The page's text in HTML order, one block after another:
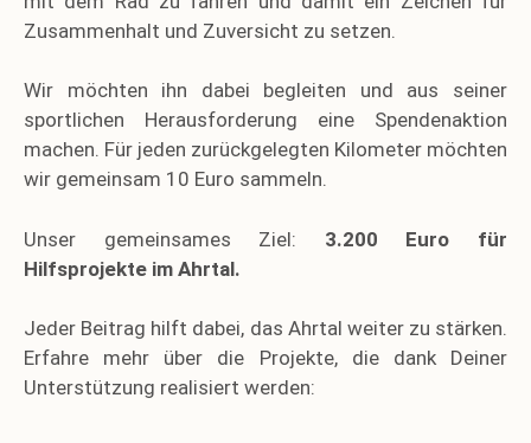
Zusammenhalt und Zuversicht zu setzen.
Wir möchten ihn dabei begleiten und aus seiner
sportlichen Herausforderung eine Spendenaktion
machen. Für jeden zurückgelegten Kilometer möchten
wir gemeinsam 10 Euro sammeln.
Unser gemeinsames Ziel: 3.200 Euro für
Hilfsprojekte im Ahrtal.
Jeder Beitrag hilft dabei, das Ahrtal weiter zu stärken.
Erfahre mehr über die Projekte, die dank Deiner
Unterstützung realisiert werden: